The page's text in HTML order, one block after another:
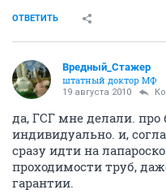
ОТВЕТИТЬ
Вредный_Стажер
штатный доктор МФ
19 августа 2010
да, ГСГ мне делали. про
индивидуально. и,
сразу идти на
проходимости труб,
гарантии.